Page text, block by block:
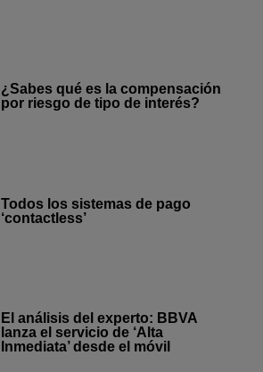
¿Sabes qué es la compensación
por riesgo de tipo de interés?
Todos los sistemas de pago
‘contactless’
El análisis del experto: BBVA
lanza el servicio de ‘Alta
Inmediata’ desde el móvil